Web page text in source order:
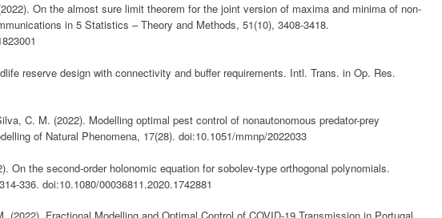
On the almost sure limit theorem for the joint version of maxima and minima of non-
in 5 Statistics – Theory and Methods, 51(10), 3408-3418.
reserve design with connectivity and buffer requirements. Intl. Trans. in Op. Res.
C. M. (2022). Modelling optimal pest control of nonautonomous predator-prey
of Natural Phenomena, 17(28). doi:10.1051/mmnp/2022033
On the second-order holonomic equation for sobolev-type orthogonal polynomials.
336. doi:10.1080/00036811.2020.1742881